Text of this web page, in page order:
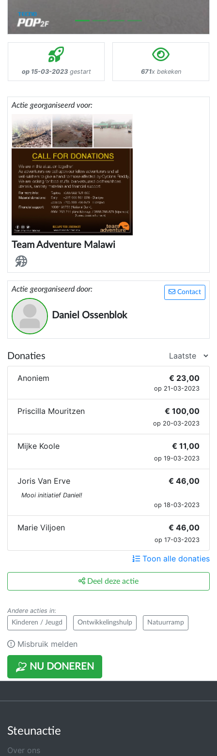
op 15-03-2023gestart 671x bekeken
Actie georganiseerd voor:
Team Adventure Malawi
Contact
Actie georganiseerd door:
Daniel Ossenblok
NU DONEREN
Donaties
Anoniem € 23,00
op 21-03-2023
Priscilla Mouritzen € 100,00
op 20-03-2023
Mijke Koole € 11,00
op 19-03-2023
Joris Van Erve € 46,00
Mooi initiatief Daniel!
op 18-03-2023
Marie Viljoen € 46,00
op 17-03-2023
Toon alle donaties
Deel deze actie
Andere acties in:
Kinderen / Jeugd Ontwikkelingshulp Natuurramp
Misbruik melden
Steunactie
Over ons